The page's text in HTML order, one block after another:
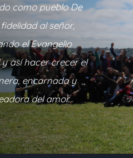
como pueblo De
al señor,
el Evangelio
así hacer crecer el
encarnada y
del amor.